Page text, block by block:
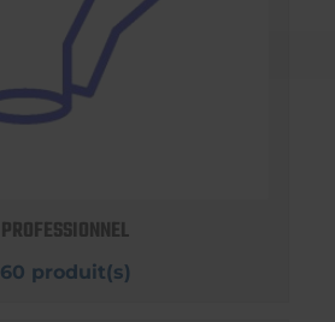
PROFESSIONNEL
60 produit(s)